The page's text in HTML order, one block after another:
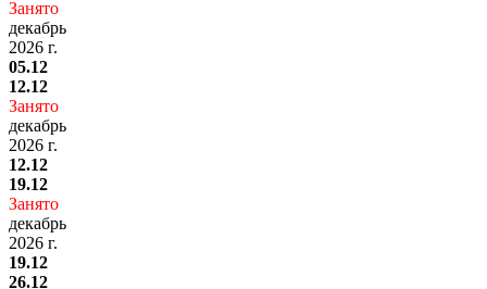
Занято
декабрь
2026 г.
05.12
12.12
Занято
декабрь
2026 г.
12.12
19.12
Занято
декабрь
2026 г.
19.12
26.12